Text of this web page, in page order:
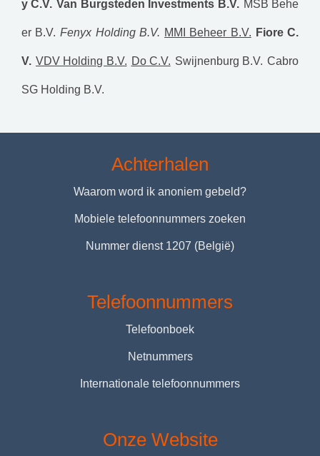
y C.V. Van Burgsteden Investments B.V. MSB Behe
er B.V. Fenyx Holding B.V. MMI Beheer B.V. Fiore C.
V. VDV Holding B.V. Do C.V. Swijnenburg B.V. Cabro
SG Holding B.V.
Achterhalen
Waarom word ik anoniem gebeld?
Mobiele telefoonnummers zoeken
Nummer dienst 1207 (België)
Telefoonnummers
Telefoonboek
Netnummers
Internationale telefoonnummers
Onze Website